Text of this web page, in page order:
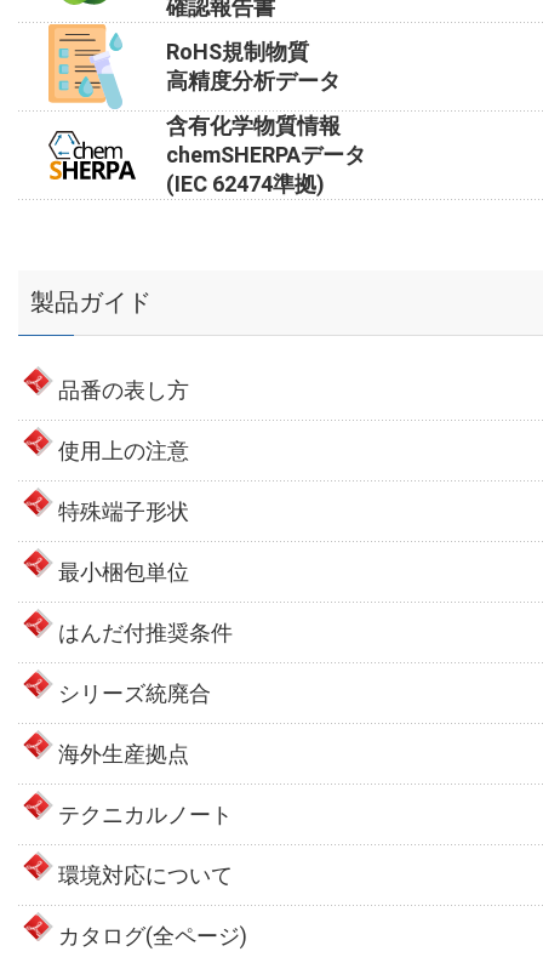
確認報告書
RoHS規制物質
高精度分析データ
含有化学物質情報
chemSHERPAデータ
(IEC 62474準拠)
製品ガイド
品番の表し方
使用上の注意
特殊端子形状
最小梱包単位
はんだ付推奨条件
シリーズ統廃合
海外生産拠点
テクニカルノート
環境対応について
カタログ(全ページ)